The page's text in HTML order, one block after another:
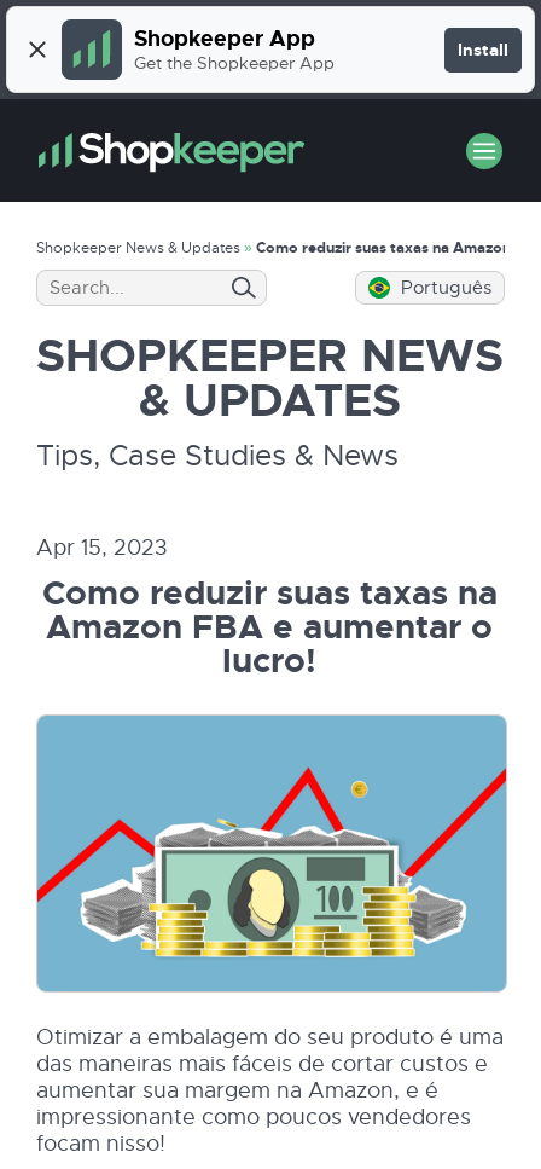
Shopkeeper App
Get the Shopkeeper App
Install
Shopkeeper News & Updates» Como reduzir suas taxas na Amazon
Português
SHOPKEEPER NEWS
& UPDATES
Tips, Case Studies & News
Apr 15, 2023
Como reduzir suas taxas na
Amazon FBA e aumentar o
lucro!
Otimizar a embalagem do seu produto é uma
das maneiras mais fáceis de cortar custos e
aumentar sua margem na Amazon, e é
impressionante como poucos vendedores
focam nisso!